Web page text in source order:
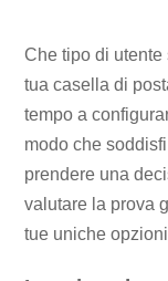
Che tipo di
tua casella di
tempo a
modo che
prendere una
valutare la prova
tue uniche